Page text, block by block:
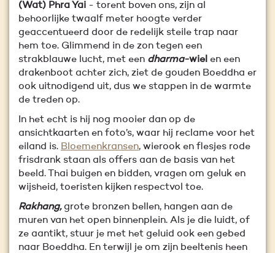
(Wat) Phra Yai - torent boven ons, zijn al
behoorlijke twaalf meter hoogte verder
geaccentueerd door de redelijk steile trap naar
hem toe. Glimmend in de zon tegen een
strakblauwe lucht, met een dharma-wiel en een
drakenboot achter zich, ziet de gouden Boeddha er
ook uitnodigend uit, dus we stappen in de warmte
de treden op.
In het echt is hij nog mooier dan op de
ansichtkaarten en foto’s, waar hij reclame voor het
eiland is. Bloemenkransen, wierook en flesjes rode
frisdrank staan als offers aan de basis van het
beeld. Thai buigen en bidden, vragen om geluk en
wijsheid, toeristen kijken respectvol toe.
Rakhang,grote bronzen bellen, hangen aan de
muren van het open binnenplein. Als je die luidt, of
ze aantikt, stuur je met het geluid ook een gebed
naar Boeddha. En terwijl je om zijn beeltenis heen